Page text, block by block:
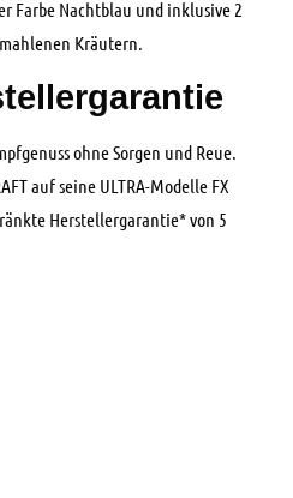
Farbe Nachtblau und inklusive 2
Kräutern.
ohne Sorgen und Reue.
auf seine ULTRA-Modelle FX
Herstellergarantie* von 5